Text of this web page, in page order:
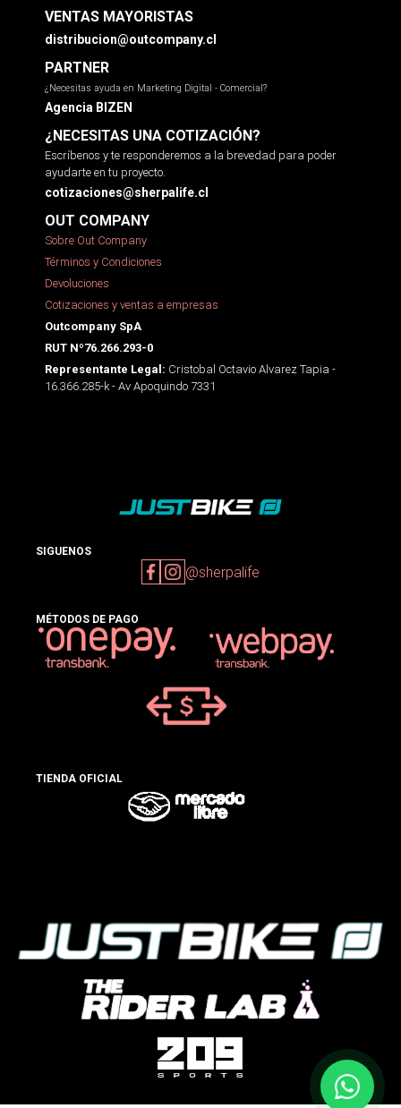
VENTAS MAYORISTAS
distribucion@outcompany.cl
PARTNER
¿Necesitas ayuda en Marketing Digital - Comercial?
Agencia BIZEN
¿NECESITAS UNA COTIZACIÓN?
Escríbenos y te responderemos a la brevedad para poder
ayudarte en tu proyecto.
cotizaciones@sherpalife.cl
OUT COMPANY
Sobre Out Company
Términos y Condiciones
Devoluciones
Cotizaciones y ventas a empresas
Outcompany SpA
RUT Nº76.266.293-0
Representante Legal: Cristobal Octavio Alvarez Tapia -
16.366.285-k - Av Apoquindo 7331
SIGUENOS
@sherpalife
MÉTODOS DE PAGO
TIENDA OFICIAL